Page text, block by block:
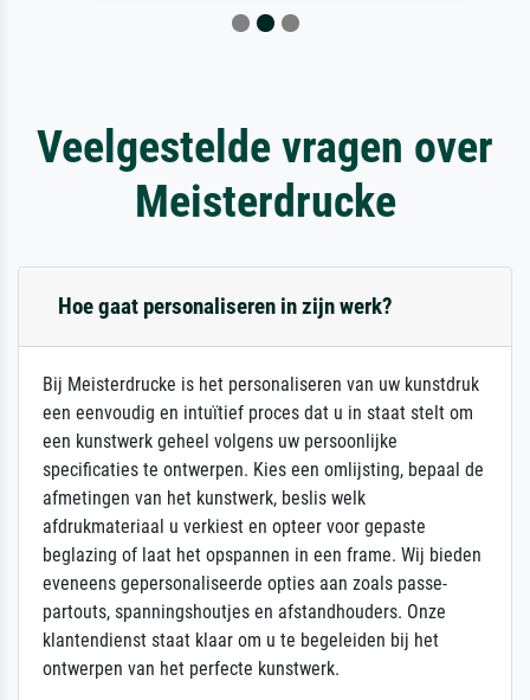
Veelgestelde vragen over
Meisterdrucke
Hoe gaat personaliseren in zijn werk?
Bij Meisterdrucke is het personaliseren van uw kunstdruk
een eenvoudig en intuïtief proces dat u in staat stelt om
een kunstwerk geheel volgens uw persoonlijke
specificaties te ontwerpen. Kies een omlijsting, bepaal de
afmetingen van het kunstwerk, beslis welk
afdrukmateriaal u verkiest en opteer voor gepaste
beglazing of laat het opspannen in een frame. Wij bieden
eveneens gepersonaliseerde opties aan zoals passe-
partouts, spanningshoutjes en afstandhouders. Onze
klantendienst staat klaar om u te begeleiden bij het
ontwerpen van het perfecte kunstwerk.